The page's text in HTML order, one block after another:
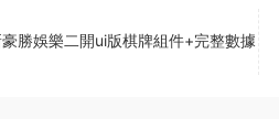
勝娛樂二開ui版棋牌組件+完整數據